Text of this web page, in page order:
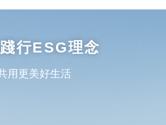
行ESG理念
用更美好生活